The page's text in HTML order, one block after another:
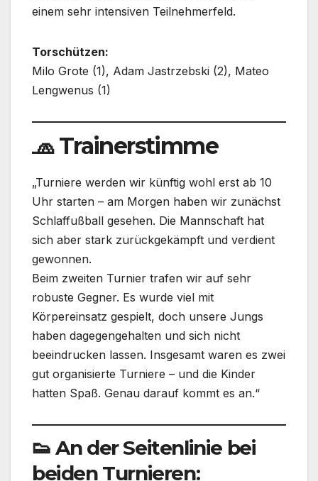
einem sehr intensiven Teilnehmerfeld.
Torschützen:
Milo Grote (1), Adam Jastrzebski (2), Mateo
Lengwenus (1)
🧢Trainerstimme
„Turniere werden wir künftig wohl erst ab 10
Uhr starten – am Morgen haben wir zunächst
Schlaffußball gesehen. Die Mannschaft hat
sich aber stark zurückgekämpft und verdient
gewonnen.
Beim zweiten Turnier trafen wir auf sehr
robuste Gegner. Es wurde viel mit
Körpereinsatz gespielt, doch unsere Jungs
haben dagegengehalten und sich nicht
beeindrucken lassen. Insgesamt waren es zwei
gut organisierte Turniere – und die Kinder
hatten Spaß. Genau darauf kommt es an.“
👟An der Seitenlinie bei
beiden Turnieren: